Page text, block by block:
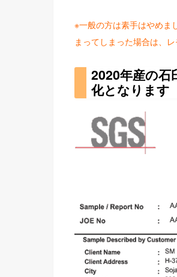
※一般の方は素手はやめま
まってしまった場合は、
2020年産の石
化となります